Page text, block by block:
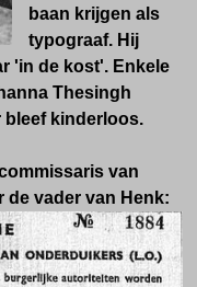
baan krijgen als
typograaf. Hij
'in de kost'. Enkele
Thesingh
bleef kinderloos.
van
de vader van Henk: